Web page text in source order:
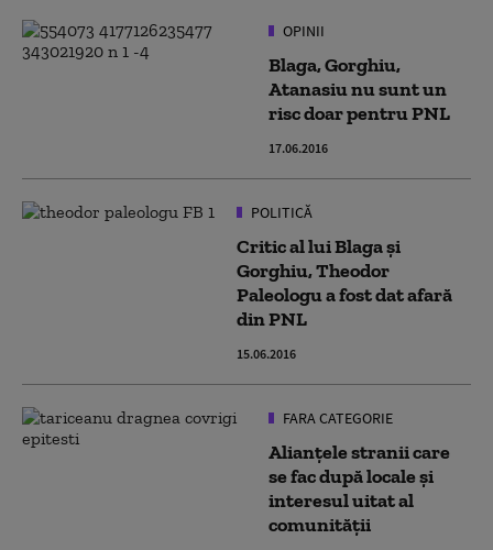
OPINII
Blaga, Gorghiu,
Atanasiu nu sunt un
risc doar pentru PNL
17.06.2016
POLITICĂ
Critic al lui Blaga şi
Gorghiu, Theodor
Paleologu a fost dat afară
din PNL
15.06.2016
FARA CATEGORIE
Alianțele stranii care
se fac după locale și
interesul uitat al
comunității